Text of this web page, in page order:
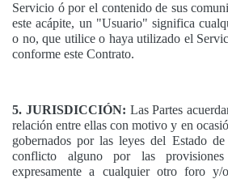
Servicio ó por el contenido de sus
este acápite, un "Usuario" significa
o no, que utilice o haya utilizado el
conforme este Contrato.
5. JURISDICCIÓN: Las Partes
relación entre ellas con motivo y en
gobernados por las leyes del Estado
conflicto alguno por las
expresamente a cualquier otro foro